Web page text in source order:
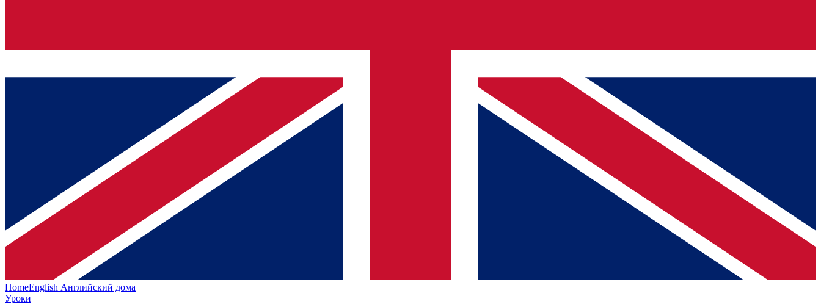
HomeEnglish Английский дома
Уроки